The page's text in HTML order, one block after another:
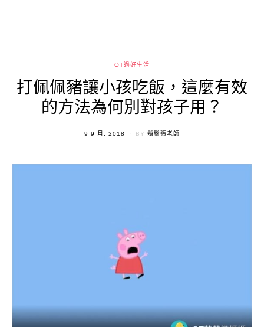
OT過好生活
打佩佩豬讓小孩吃飯，這麼有效
的方法為何別對孩子用？
POSTED
9 9 月, 2018 BY 鬍鬚張老師